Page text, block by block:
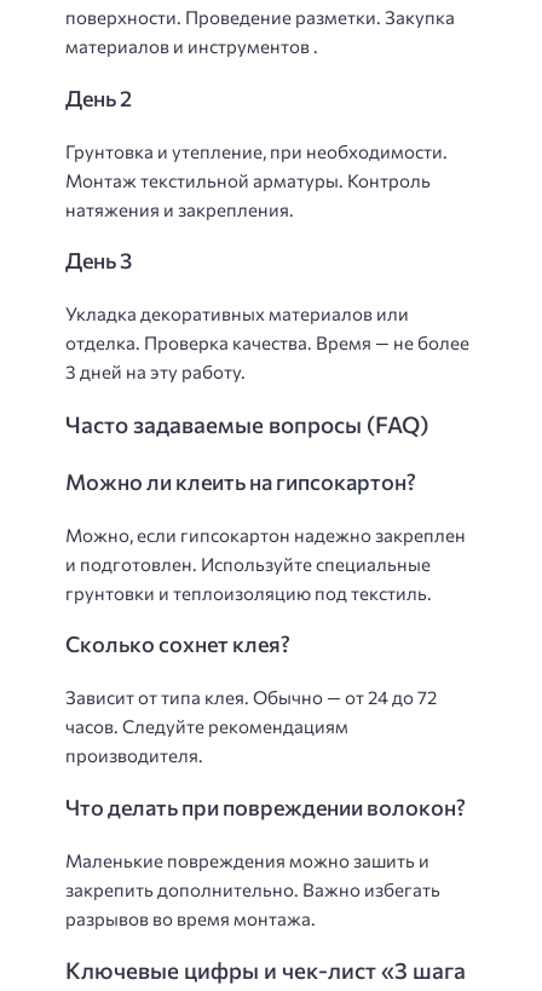
поверхности. Проведение разметки. Закупка
материалов и инструментов .
День 2
Грунтовка и утепление, при необходимости.
Монтаж текстильной арматуры. Контроль
натяжения и закрепления.
День 3
Укладка декоративных материалов или
отделка. Проверка качества. Время — не более
3 дней на эту работу.
Часто задаваемые вопросы (FAQ)
Можно ли клеить на гипсокартон?
Можно, если гипсокартон надежно закреплен
и подготовлен. Используйте специальные
грунтовки и теплоизоляцию под текстиль.
Сколько сохнет клея?
Зависит от типа клея. Обычно — от 24 до 72
часов. Следуйте рекомендациям
производителя.
Что делать при повреждении волокон?
Маленькие повреждения можно зашить и
закрепить дополнительно. Важно избегать
разрывов во время монтажа.
Ключевые цифры и чек-лист «3 шага